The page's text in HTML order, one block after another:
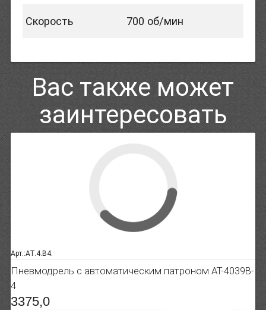
Скорость 700 об/мин
Вас также может
заинтересовать
Арт.:AT.4.B4.
Пневмодрель с автоматическим патроном AT-4039B-
4
3375,0